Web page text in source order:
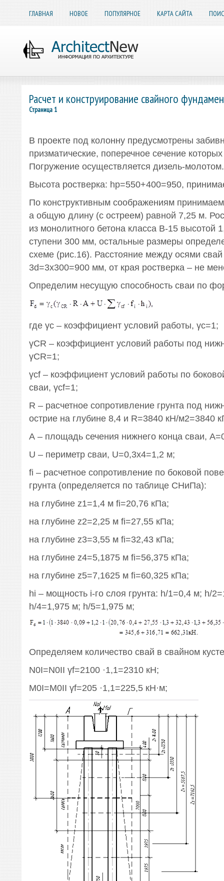
ГЛАВНАЯ НОВОЕ ПОПУЛЯРНОЕ КАРТА САЙТА
Расчет и конструирование свайного
Страница 1
В проекте под колонну предусмотрены
призматические, поперечное сечение
Погружение осуществляется дизель-молотом.
Высота ростверка: hp=550+400=950,
По конструктивным соображениям
а общую длину (с остреем) равной 7,25 м.
из монолитного бетона класса В-15 высотой
ступени 300 мм, остальные размеры
схеме (рис.16). Расстояние между осями
3d=3х300=900 мм, от края ростверка – не
Определим несущую способность сваи по
где γс – коэффициент условий работы, γс=1;
γCR – коэффициент условий работы под
γСR=1;
γсf – коэффициент условий работы по
сваи, γсf=1;
R – расчетное сопротивление грунта под
острие на глубине 8,4 и R=3840 кН/м2=3840
А – площадь сечения нижнего конца сваи,
U – периметр сваи, U=0,3х4=1,2 м;
fi – расчетное сопротивление по боковой
грунта (определяется по таблице СНиПа):
на глубине z1=1,4 м fi=20,76 кПа;
на глубине z2=2,25 м fi=27,55 кПа;
на глубине z3=3,55 м fi=32,43 кПа;
на глубине z4=5,1875 м fi=56,375 кПа;
на глубине z5=7,1625 м fi=60,325 кПа;
hi – мощность i-го слоя грунта: h/1=0,4 м; h/
h/4=1,975 м; h/5=1,975 м;
Определяем количество свай в свайном
N0I=N0II γf=2100 ·1,1=2310 кН;
М0I=М0II γf=205 ·1,1=225,5 кН·м;